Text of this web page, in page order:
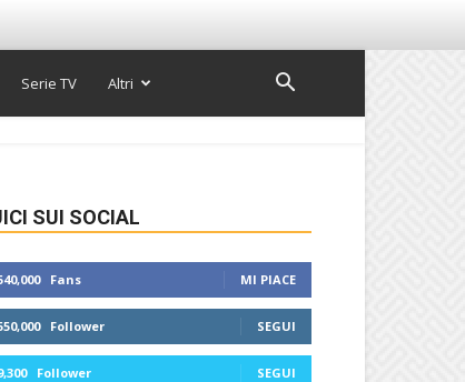
Serie TV Altri
SUI SOCIAL
Fans MI PIACE
Follower SEGUI
Follower SEGUI